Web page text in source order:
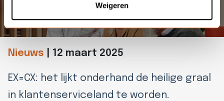
Weigeren
toepast als teamlead.
Nieuws 12 maart 2025
EX=CX: het lijkt onderhand de heilige graal
in klantenserviceland te worden.